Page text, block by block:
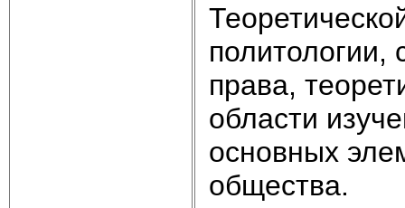
политологии,
права,
области
основных
общества.